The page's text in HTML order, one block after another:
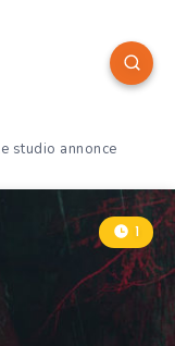
studio annonce
1